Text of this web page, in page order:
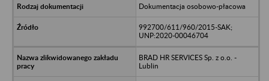
Dokumentacja osobowo-płacowa
992700/611/960/2015-SAK;
UNP:2020-00046704
BRAD HR SERVICES Sp. z o.o. -
Lublin